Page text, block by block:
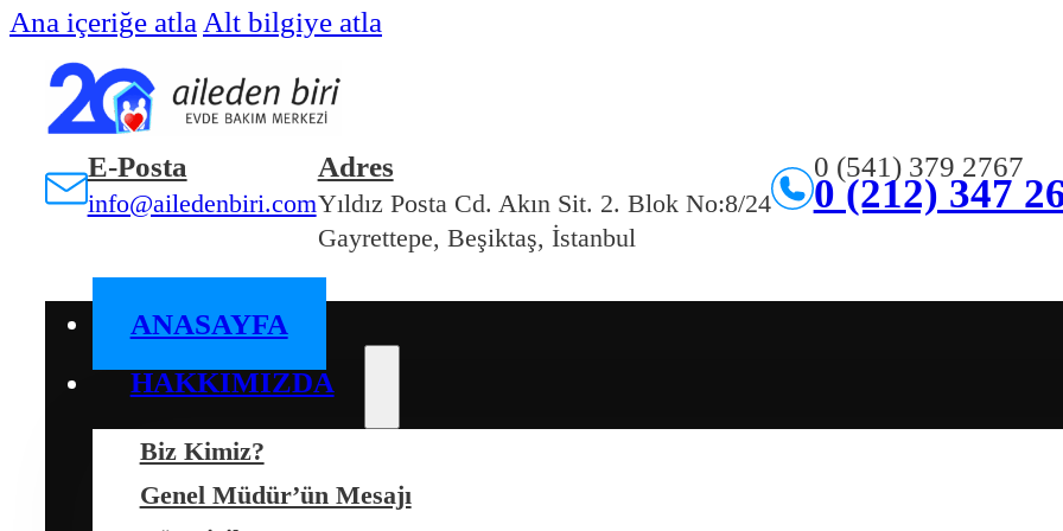
Ana içeriğe atla Alt bilgiye atla
E-Posta
info@ailedenbiri.com
Adres
Yıldız Posta Cd. Akın Sit. 2. Blok No:8/24
Gayrettepe, Beşiktaş, İstanbul
0 (541) 379 2767
0 (212) 347
ANASAYFA
HAKKIMIZDA
Biz Kimiz?
Genel Müdür’ün Mesajı